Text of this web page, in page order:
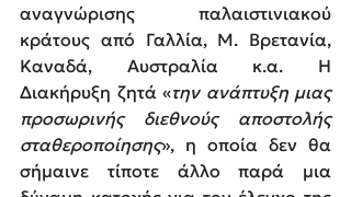
αναγνώρισης παλαιστινιακού
κράτους από Γαλλία, Μ. Βρετανία,
Καναδά, Αυστραλία κ.α. Η
Διακήρυξη ζητά «την ανάπτυξη μιας
προσωρινής διεθνούς αποστολής
σταθεροποίησης», η οποία δεν θα
σήμαινε τίποτε άλλο παρά μια